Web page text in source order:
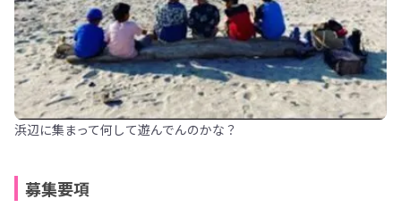
浜辺に集まって何して遊んでんのかな？
募集要項